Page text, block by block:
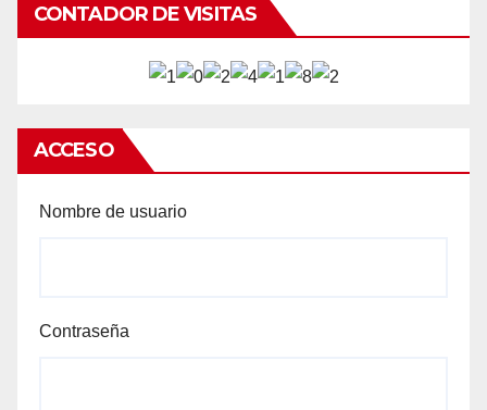
CONTADOR DE VISITAS
ACCESO
Nombre de usuario
Contraseña